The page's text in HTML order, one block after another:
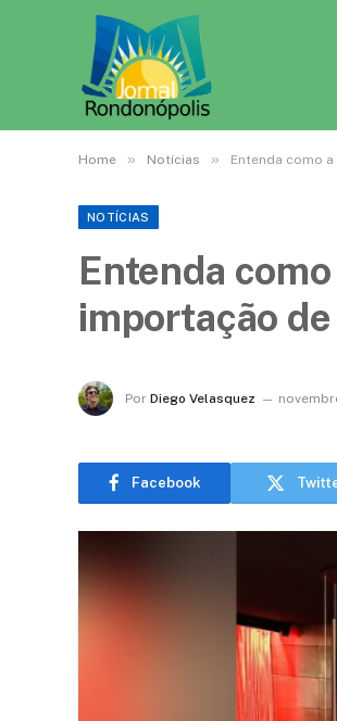
Home » Notícias » Entenda como
NOTÍCIAS
Entenda
importação
Por Diego Velasquez
Facebook